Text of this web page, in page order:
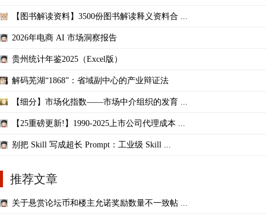
【图书解读资料】3500份图书解读释义资料合 ...
2026年电商 AI 市场洞察报告
贵州统计年鉴2025（Excel版）
解码芜湖“1868”：省域副中心的产业辩证法
【细分】市场化指数——市场中介组织的发育 ...
【25重磅更新!】1990-2025上市公司代理成本 ...
别把 Skill 写成超长 Prompt：工业级 Skill ...
推荐文章
关于悬赏论坛币和楼主允诺奖励数量不一致帖 ...